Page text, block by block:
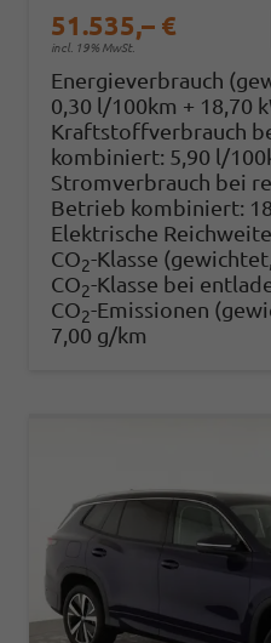
51.535,– €
incl. 19% MwSt.
Energieverbrauch
0,30 l/100km + 18,70
Kraftstoffverbrauch
kombiniert: 5,90 l/
Stromverbrauch bei
Betrieb kombiniert:
Elektrische Reichweite
CO2-Klasse
CO2-Klasse bei
CO2-Emissionen
7,00 g/km